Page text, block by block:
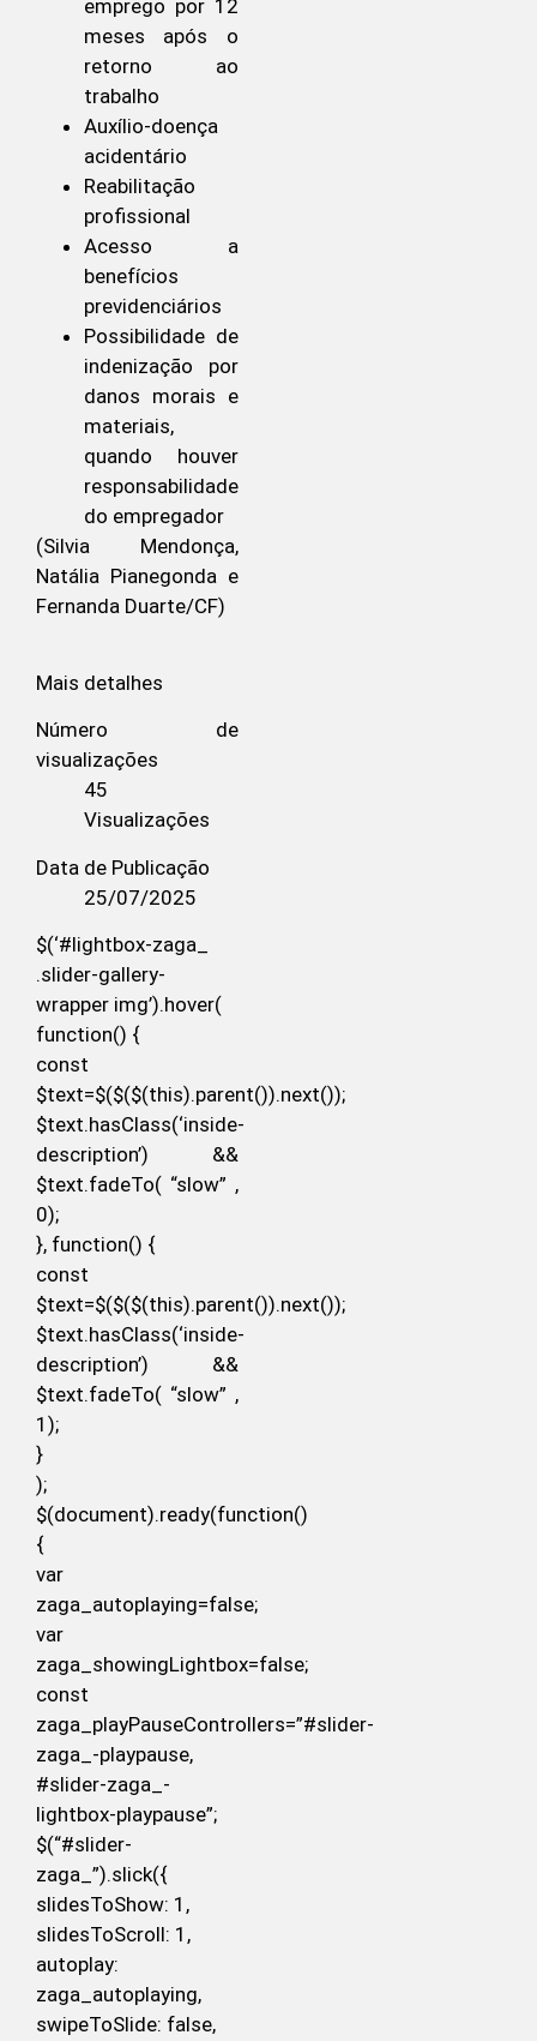
emprego por 12
meses após o
retorno ao
trabalho
Auxílio-doença
acidentário
Reabilitação
profissional
Acesso a
benefícios
previdenciários
Possibilidade de
indenização por
danos morais e
materiais,
quando houver
responsabilidade
do empregador
(Silvia Mendonça,
Natália Pianegonda e
Fernanda Duarte/CF)
Mais detalhes
Número de
visualizações
45
Visualizações
Data de Publicação
25/07/2025
$(‘#lightbox-zaga_
.slider-gallery-
wrapper img’).hover(
function() {
const
$text=$($($(this).parent()).next());
$text.hasClass(‘inside-
description’) &&
$text.fadeTo( “slow” ,
0);
}, function() {
const
$text=$($($(this).parent()).next());
$text.hasClass(‘inside-
description’) &&
$text.fadeTo( “slow” ,
1);
}
);
$(document).ready(function()
{
var
zaga_autoplaying=false;
var
zaga_showingLightbox=false;
const
zaga_playPauseControllers=”#slider-
zaga_-playpause,
#slider-zaga_-
lightbox-playpause”;
$(“#slider-
zaga_”).slick({
slidesToShow: 1,
slidesToScroll: 1,
autoplay:
zaga_autoplaying,
swipeToSlide: false,